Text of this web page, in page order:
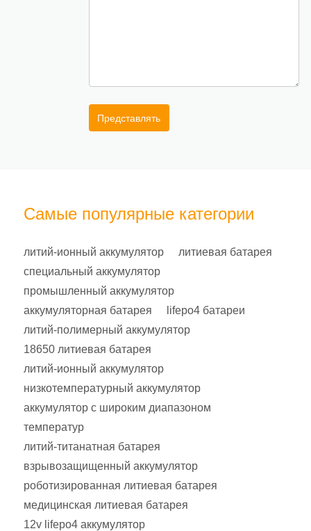
Представлять
Самые популярные категории
литий-ионный аккумулятор
литиевая батарея
специальный аккумулятор
промышленный аккумулятор
аккумуляторная батарея
lifepo4 батареи
литий-полимерный аккумулятор
18650 литиевая батарея
литий-ионный аккумулятор
низкотемпературный аккумулятор
аккумулятор с широким диапазоном
температур
литий-титанатная батарея
взрывозащищенный аккумулятор
роботизированная литиевая батарея
медицинская литиевая батарея
12v lifepo4 аккумулятор